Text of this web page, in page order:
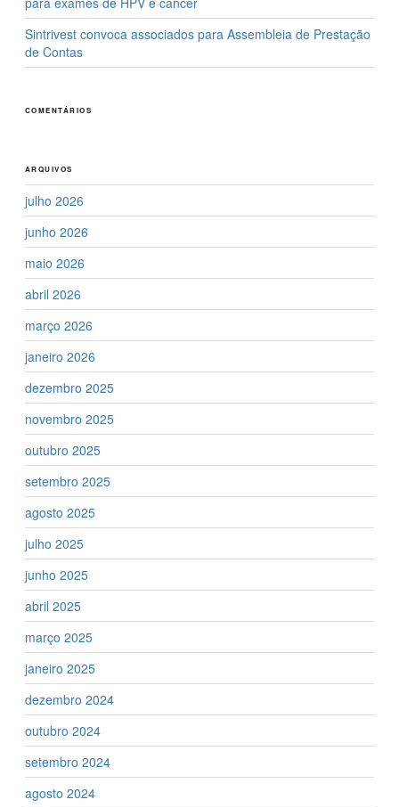
Sintrivest convoca associados para Assembleia de Prestação
de Contas
COMENTÁRIOS
ARQUIVOS
julho 2026
junho 2026
maio 2026
abril 2026
março 2026
janeiro 2026
dezembro 2025
novembro 2025
outubro 2025
setembro 2025
agosto 2025
julho 2025
junho 2025
abril 2025
março 2025
janeiro 2025
dezembro 2024
outubro 2024
setembro 2024
agosto 2024